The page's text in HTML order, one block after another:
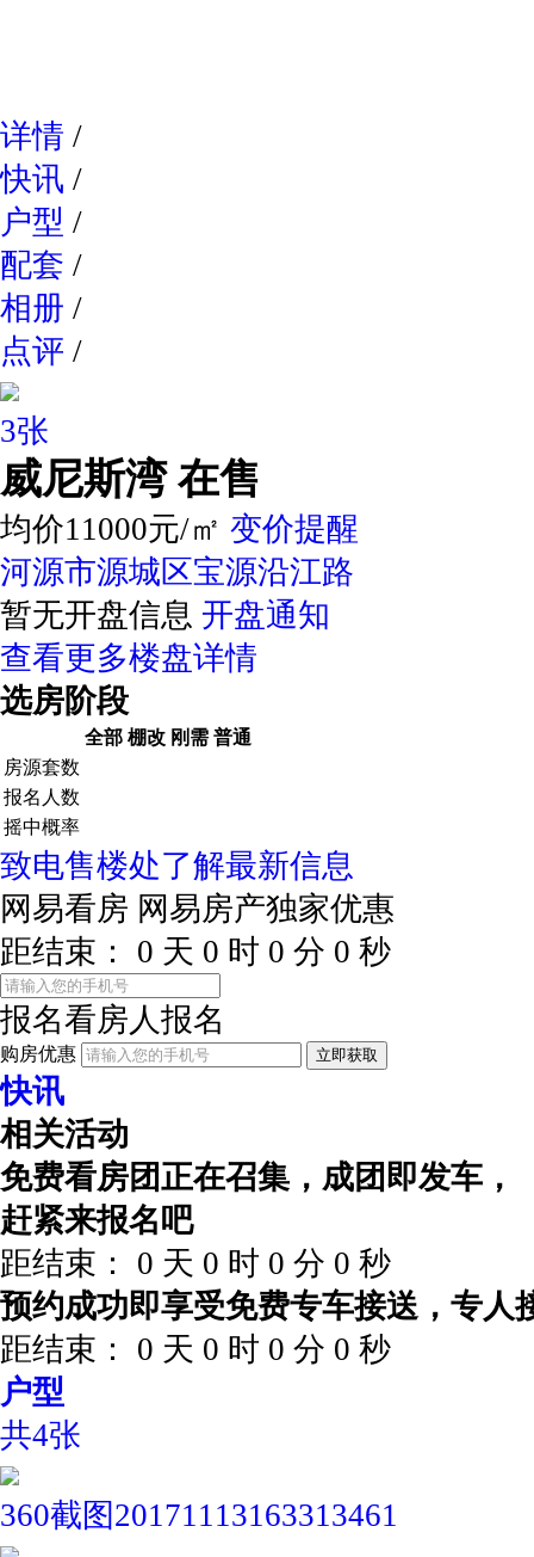
详情 /
快讯 /
户型 /
配套 /
相册 /
点评 /
3张
威尼斯湾 在售
均价11000元/㎡ 变价提醒
河源市源城区宝源沿江路
暂无开盘信息 开盘通知
查看更多楼盘详情
选房阶段
全部 棚改 刚需 普通
房源套数
报名人数
摇中概率
致电售楼处了解最新信息
网易看房 网易房产独家优惠
距结束：
0 天 0 时 0 分 0 秒
报名看房人报名
购房优惠 立即获取
快讯
相关活动
免费看房团正在召集，成团即发车，
赶紧来报名吧
距结束：
0 天 0 时 0 分 0 秒
预约成功即享受免费专车接送，专人
距结束：
0 天 0 时 0 分 0 秒
户型
共4张
360截图20171113163313461